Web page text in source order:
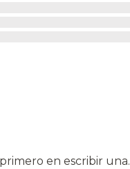
en escribir una.